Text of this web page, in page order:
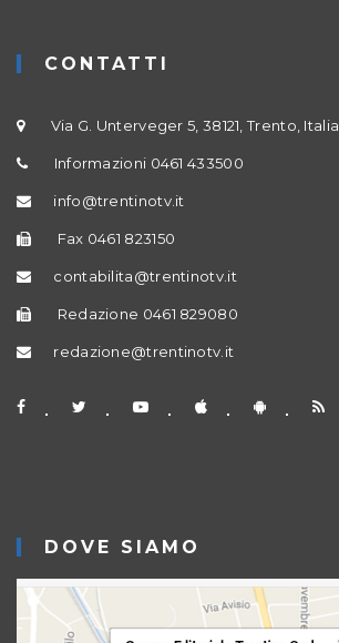
CONTATTI
Via G. Unterveger 5, 38121, Trento, Italia
Informazioni 0461 433500
info@trentinotv.it
Fax 0461 823150
contabilita@trentinotv.it
Redazione 0461 829080
redazione@trentinotv.it
DOVE SIAMO